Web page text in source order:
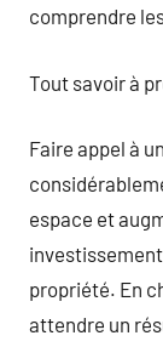
comprendre
Tout savoir à
Faire appel à
espace et
propriété. En
attendre un